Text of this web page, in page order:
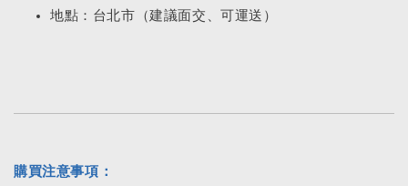
地點：台北市（建議面交、可運送）
購買注意事項：